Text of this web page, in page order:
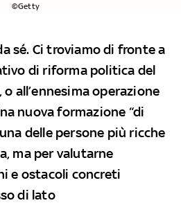
©Getty
sé. Ci troviamo di fronte a
di riforma politica del
all’ennesima operazione
nuova formazione “di
delle persone più ricche
ma per valutarne
e ostacoli concreti
di lato